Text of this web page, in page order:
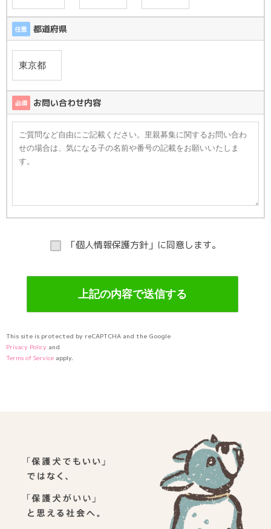
任意 都道府県
必須 お問い合わせ内容
「個人情報保護方針」に同意します。
This site is protected by reCAPTCHA and the Google
Privacy Policy and
Terms of Service apply.